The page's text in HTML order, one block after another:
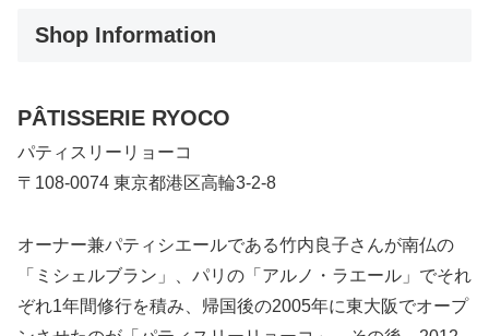
Shop Information
PÂTISSERIE RYOCO
パティスリーリョーコ
〒108-0074 東京都港区高輪3-2-8
オーナー兼パティシエールである竹内良子さんが南仏の
「ミシェルブラン」、パリの「アルノ・ラエール」でそれ
ぞれ1年間修行を積み、帰国後の2005年に東大阪でオープ